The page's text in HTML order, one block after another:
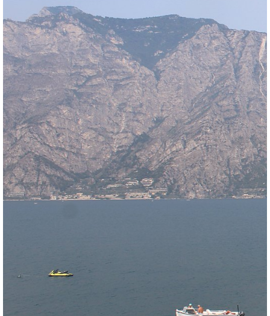
Infos zu Malcesine Azzurro
Webcam Info
Meteomedia Föhndiagramm
Wind- & Wetter-Statistik
Zurück